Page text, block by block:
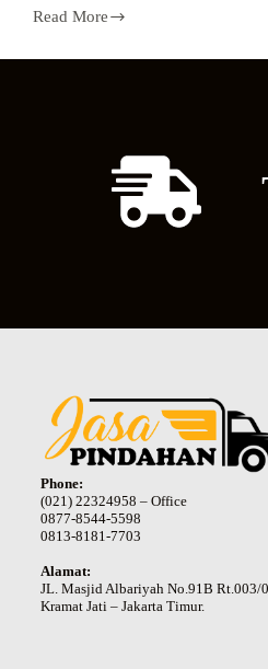
Read More
Phone:
(021) 22324958 – Office
0877-8544-5598
0813-8181-7703
Alamat:
JL. Masjid Albariyah No.91B Rt.003/
Kramat Jati – Jakarta Timur.